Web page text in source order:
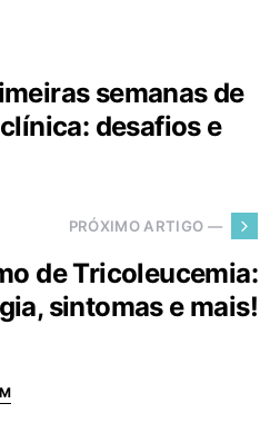
semanas de
desafios e
PRÓXIMO ARTIGO —
de Tricoleucemia:
sintomas e mais!